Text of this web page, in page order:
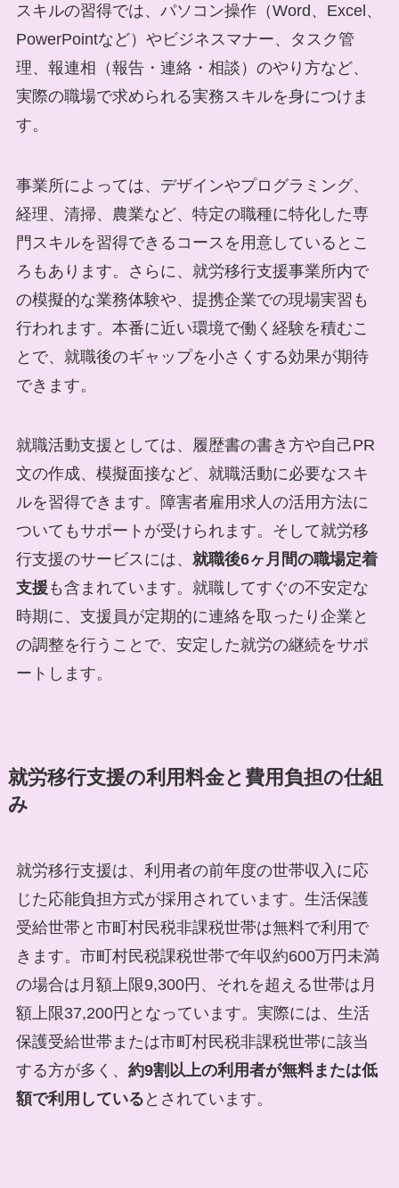
スキルの習得では、パソコン操作（Word、Excel、
PowerPointなど）やビジネスマナー、タスク管
理、報連相（報告・連絡・相談）のやり方など、
実際の職場で求められる実務スキルを身につけま
す。
事業所によっては、デザインやプログラミング、
経理、清掃、農業など、特定の職種に特化した専
門スキルを習得できるコースを用意しているとこ
ろもあります。さらに、就労移行支援事業所内で
の模擬的な業務体験や、提携企業での現場実習も
行われます。本番に近い環境で働く経験を積むこ
とで、就職後のギャップを小さくする効果が期待
できます。
就職活動支援としては、履歴書の書き方や自己PR
文の作成、模擬面接など、就職活動に必要なスキ
ルを習得できます。障害者雇用求人の活用方法に
ついてもサポートが受けられます。そして就労移
行支援のサービスには、 就職後6ヶ月間の職場定着
支援 も含まれています。就職してすぐの不安定な
時期に、支援員が定期的に連絡を取ったり企業と
の調整を行うことで、安定した就労の継続をサポ
ートします。
就労移行支援の利用料金と費用負担の仕組
み
就労移行支援は、利用者の前年度の世帯収入に応
じた応能負担方式が採用されています。生活保護
受給世帯と市町村民税非課税世帯は無料で利用で
きます。市町村民税課税世帯で年収約600万円未満
の場合は月額上限9,300円、それを超える世帯は月
額上限37,200円となっています。実際には、生活
保護受給世帯または市町村民税非課税世帯に該当
する方が多く、 約9割以上の利用者が無料または低
額で利用している とされています。